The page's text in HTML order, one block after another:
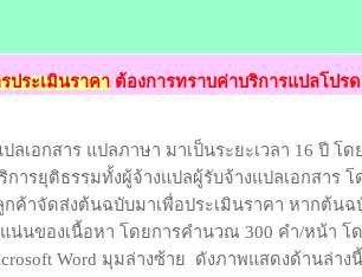
ประเมินราคา ต้องการทราบค่าบริการแปลโปรด
เอกสาร แปลภาษา มาเป็นระยะเวลา 16 ปี โด
รยุติธรรมทั้งผู้จ้างแปลผู้รับจ้างแปลเอกสาร โ
ค้าจัดส่งต้นฉบับมาเพื่อประเมินราคา หากต้น
น่นของเนื้อหา โดยการคำนวณ 300 คำ/หน้า โ
Word มุมล่างซ้าย ดังภาพแสดงด้านล่างนี้